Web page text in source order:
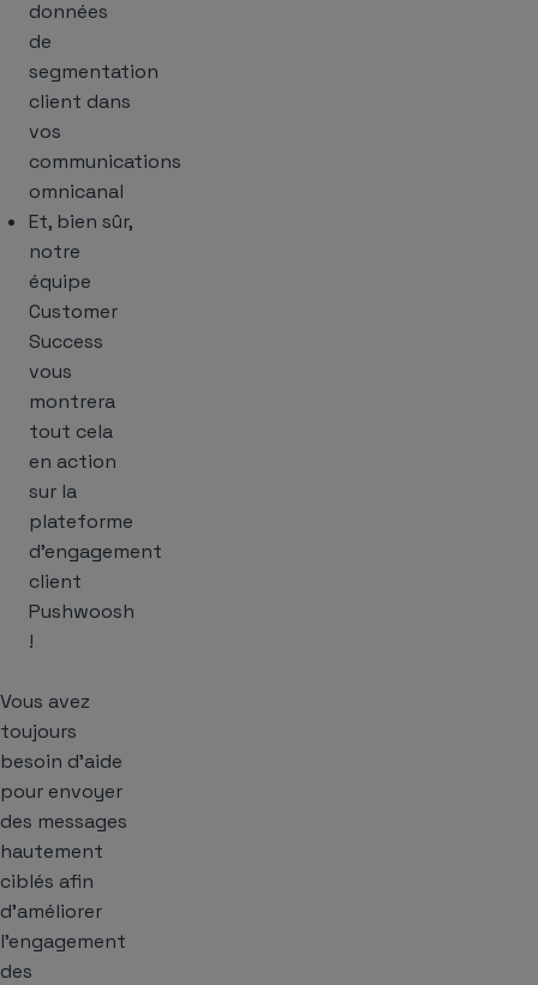
données
de
segmentation
client dans
vos
communications
omnicanal
Et, bien sûr,
notre
équipe
Customer
Success
vous
montrera
tout cela
en action
sur la
plateforme
d’engagement
client
Pushwoosh
!
Vous avez
toujours
besoin d’aide
pour envoyer
des messages
hautement
ciblés afin
d’améliorer
l’engagement
des